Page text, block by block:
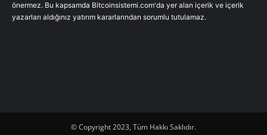
önermez. Bu kapsamda Bitcoinsistemi.com'da yer alan içerik ve içerik
yazarları aldığınız yatırım kararlarından sorumlu tutulamaz.
© Copyright 2023, Tüm Hakkı Saklıdır.